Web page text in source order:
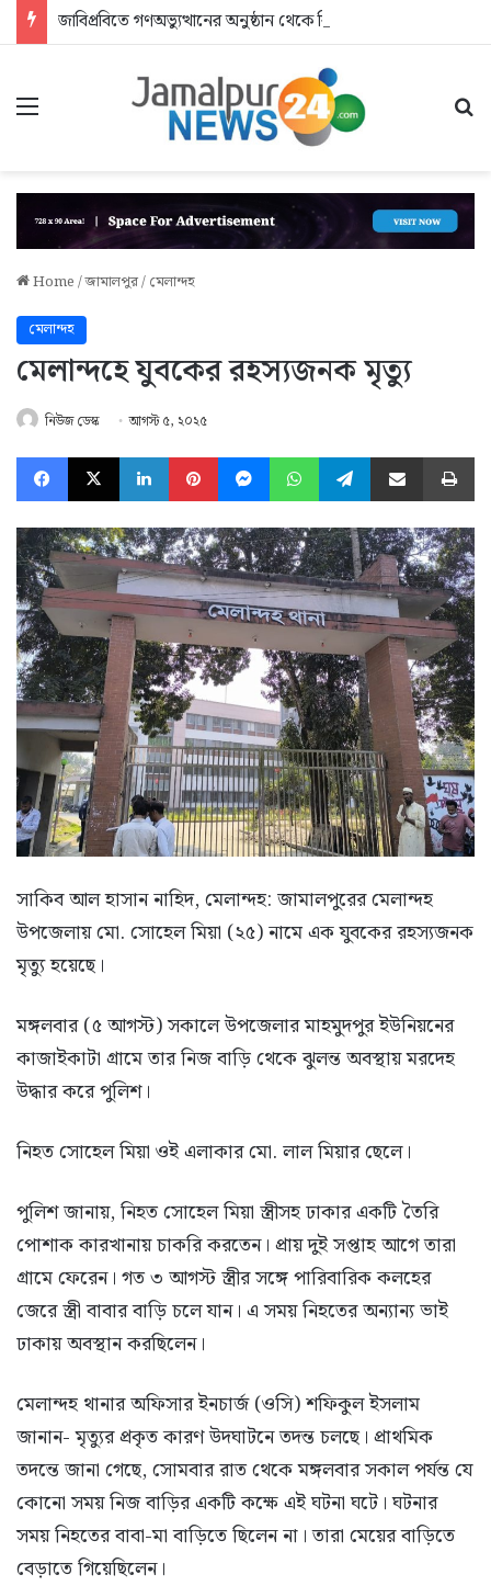
Menu
Home/জামালপুর/মেলান্দহ
মেলান্দহ
মেলান্দহে যুবকের রহস্যজনক মৃত্যু
নিউজ ডেস্ক আগস্ট ৫, ২০২৫
Facebook
X LinkedInPinterestMessengerWhatsAppTelegramShare via Email
সাকিব আল হাসান নাহিদ, মেলান্দহ: জামালপুরের মেলান্দহ
উপজেলায় মো. সোহেল মিয়া (২৫) নামে এক যুবকের রহস্যজনক
মৃত্যু হয়েছে।
মঙ্গলবার (৫ আগস্ট) সকালে উপজেলার মাহমুদপুর ইউনিয়নের
কাজাইকাটা গ্রামে তার নিজ বাড়ি থেকে ঝুলন্ত অবস্থায় মরদেহ
উদ্ধার করে পুলিশ।
নিহত সোহেল মিয়া ওই এলাকার মো. লাল মিয়ার ছেলে।
পুলিশ জানায়, নিহত সোহেল মিয়া স্ত্রীসহ ঢাকার একটি তৈরি
পোশাক কারখানায় চাকরি করতেন। প্রায় দুই সপ্তাহ আগে তারা
গ্রামে ফেরেন। গত ৩ আগস্ট স্ত্রীর সঙ্গে পারিবারিক কলহের
জেরে স্ত্রী বাবার বাড়ি চলে যান। এ সময় নিহতের অন্যান্য ভাই
ঢাকায় অবস্থান করছিলেন।
মেলান্দহ থানার অফিসার ইনচার্জ (ওসি) শফিকুল ইসলাম
জানান- মৃত্যুর প্রকৃত কারণ উদঘাটনে তদন্ত চলছে। প্রাথমিক
তদন্তে জানা গেছে, সোমবার রাত থেকে মঙ্গলবার সকাল পর্যন্ত যে
কোনো সময় নিজ বাড়ির একটি কক্ষে এই ঘটনা ঘটে। ঘটনার
সময় নিহতের বাবা-মা বাড়িতে ছিলেন না। তারা মেয়ের বাড়িতে
বেড়াতে গিয়েছিলেন।